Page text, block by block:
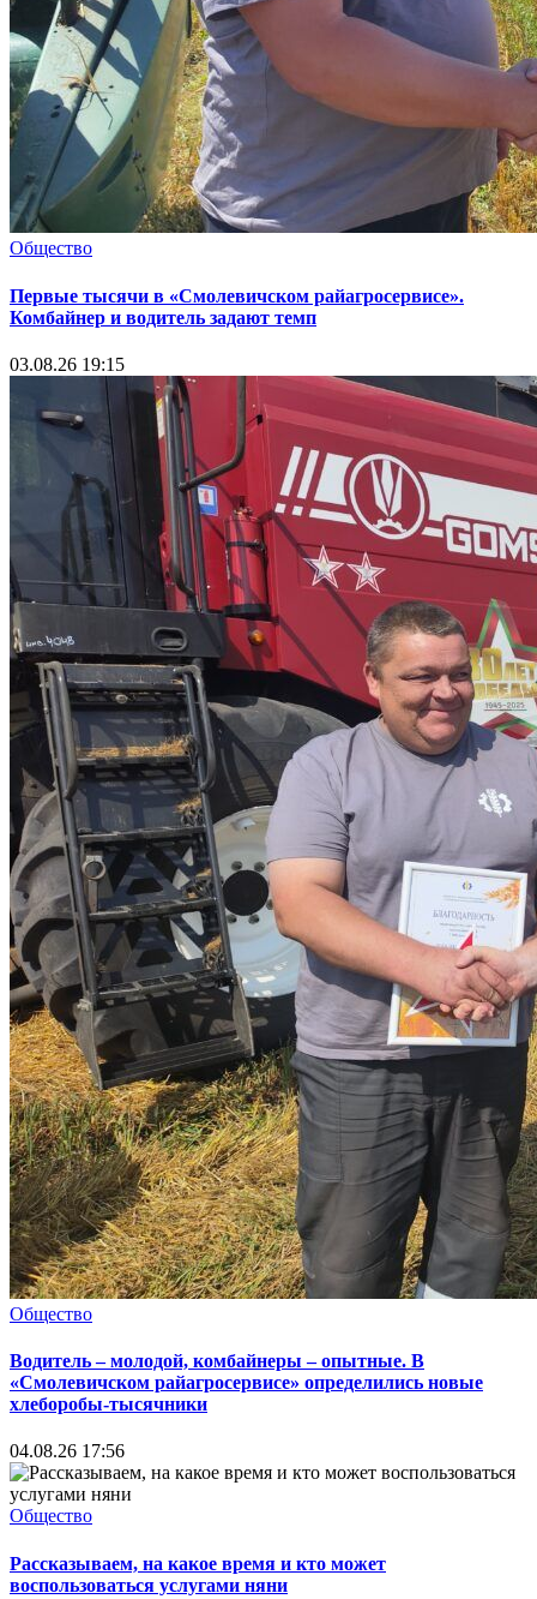
Общество
Первые тысячи в «Смолевичском райагросервисе».
Комбайнер и водитель задают темп
03.08.26 19:15
Общество
Водитель – молодой, комбайнеры – опытные. В
«Смолевичском райагросервисе» определились новые
хлеборобы-тысячники
04.08.26 17:56
Общество
Рассказываем, на какое время и кто может
воспользоваться услугами няни